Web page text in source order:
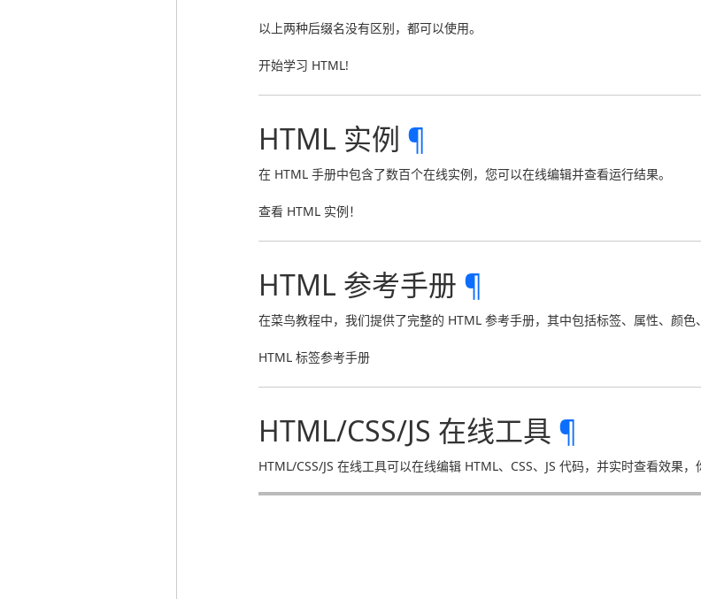
以上两种后缀名没有区别，都可以使用。
开始学习 HTML!
HTML 实例 ¶
在 HTML 手册中包含了数百个在线实例，您可以在线编辑并查看运行结果。
查看 HTML 实例！
HTML 参考手册 ¶
在菜鸟教程中，我们提供了完整的 HTML 参考手册，其中包括标签、属性、颜色
HTML 标签参考手册
HTML/CSS/JS 在线工具 ¶
HTML/CSS/JS 在线工具可以在线编辑 HTML、CSS、JS 代码，并实时查看效